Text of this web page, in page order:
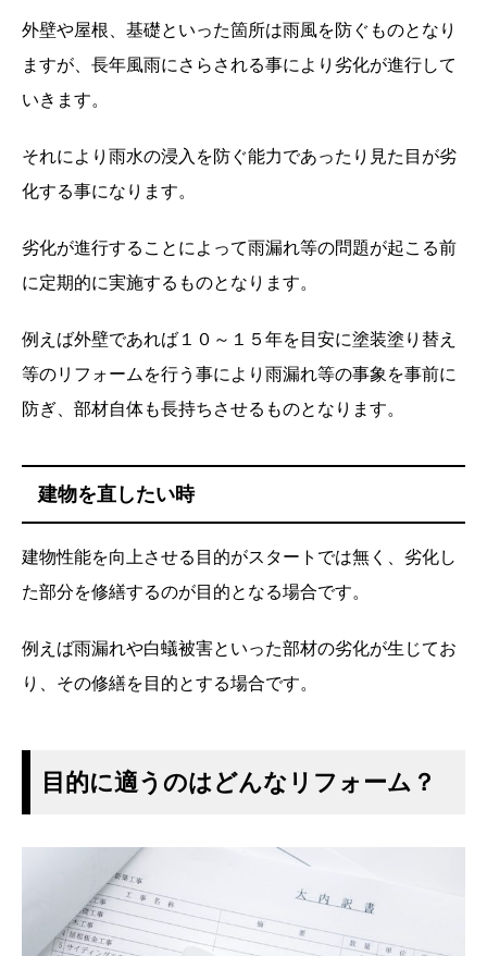
外壁や屋根、基礎といった箇所は雨風を防ぐものとなり
ますが、長年風雨にさらされる事により劣化が進行して
いきます。
それにより雨水の浸入を防ぐ能力であったり見た目が劣
化する事になります。
劣化が進行することによって雨漏れ等の問題が起こる前
に定期的に実施するものとなります。
例えば外壁であれば１０～１５年を目安に塗装塗り替え
等のリフォームを行う事により雨漏れ等の事象を事前に
防ぎ、部材自体も長持ちさせるものとなります。
建物を直したい時
建物性能を向上させる目的がスタートでは無く、劣化し
た部分を修繕するのが目的となる場合です。
例えば雨漏れや白蟻被害といった部材の劣化が生じてお
り、その修繕を目的とする場合です。
目的に適うのはどんなリフォーム？